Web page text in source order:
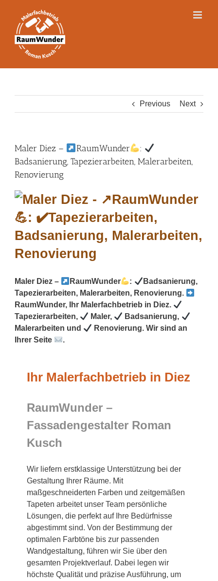
content
Previous Next
Maler Diez – RaumWunder
:
Badsanierung, Tapezierarbeiten, Malerarbeiten,
Renovierung
Maler Diez – RaumWunder :
Badsanierung,
Tapezierarbeiten, Malerarbeiten, Renovierung.
RaumWunder, Ihr Malerfachbetrieb in Diez.
Tapezierarbeiten,
Maler,
Badsanierung,
Malerarbeiten und
Renovierung. Wir sind an
Ihrer Seite
.
Ihr Malerfachbetrieb in Diez
RaumWunder –
Fassadengestalter Roman
Kusch
Wir liefern erstklassige Unterstützung bei der
Gestaltung Ihrer Räume. Mit
maßgeschneiderten Farben und zeitgemäßen
Tapeten arbeitet unser Team persönliche
Lösungen, die perfekt auf Ihre Bedürfnisse
abgestimmt sind. Von der Bestimmung der
optimalen Farbtöne bis zur passenden
Wandgestaltung, führen wir Sie über den
gesamten Projektverlauf. Dabei legen wir
höchste Qualität und präzise Ausführung, um